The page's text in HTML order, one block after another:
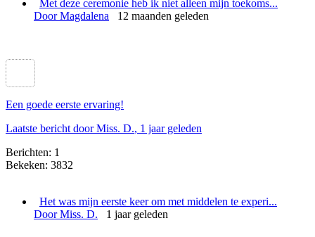
Met deze ceremonie heb ik niet alleen mijn toekoms...
Door Magdalena 12 maanden geleden
Een goede eerste ervaring!
Laatste bericht door Miss. D., 1 jaar geleden
Berichten: 1
Bekeken: 3832
Het was mijn eerste keer om met middelen te experi...
Door Miss. D. 1 jaar geleden